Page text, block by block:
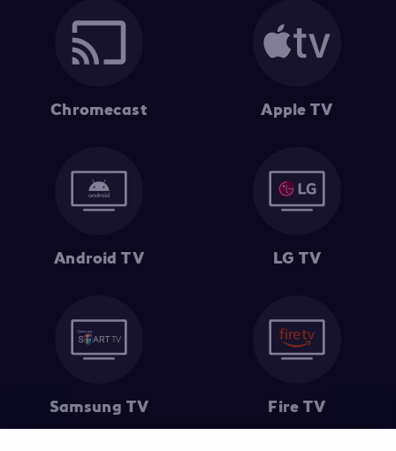
Chromecast Apple TV
Android TV LG TV
Samsung TV Fire TV